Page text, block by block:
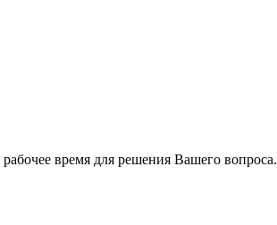
время для решения Вашего вопроса.